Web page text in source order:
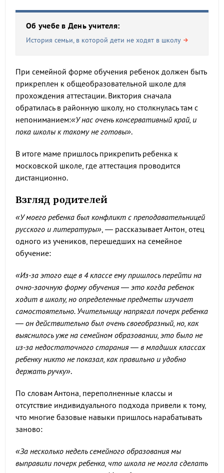
Об учебе в День учителя:
История семьи, в которой дети не ходят в школу
При семейной форме обучения ребенок должен быть
прикреплен к общеобразовательной школе для
прохождения аттестации. Виктория сначала
обратилась в районную школу, но столкнулась там с
непониманием:«У нас очень консервативный край, и
пока школы к такому не готовы».
В итоге маме пришлось прикрепить ребенка к
московской школе, где аттестация проводится
дистанционно.
Взгляд родителей
«У моего ребенка был конфликт с преподавательницей
русского и литературы», — рассказывает Антон, отец
одного из учеников, перешедших на семейное
обучение:
«Из-за этого еще в 4 классе ему пришлось перейти на
очно-заочную форму обучения — это когда ребенок
ходит в школу, но определенные предметы изучает
самостоятельно. Учительницу напрягал почерк ребенка
— он действительно был очень своеобразный, но, как
выяснилось уже на семейном образовании, это было не
из-за недостаточного старания — в младших классах
ребенку никто не показал, как правильно и удобно
держать ручку».
По словам Антона, переполненные классы и
отсутствие индивидуального подхода привели к тому,
что многие базовые навыки пришлось нарабатывать
заново:
«За несколько недель семейного образования мы
выправили почерк ребенка, что школа не могла сделать